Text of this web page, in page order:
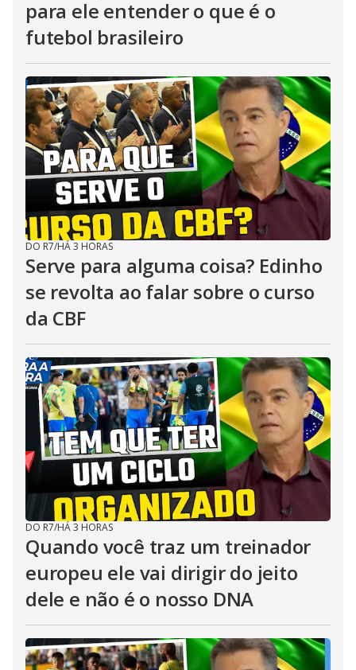
para ele entender o que é o
futebol brasileiro
DO R7/HÁ 3 HORAS
Serve para alguma coisa? Edinho
se revolta ao falar sobre o curso
da CBF
DO R7/HÁ 3 HORAS
Quando você traz um treinador
europeu ele vai dirigir do jeito
dele e não é o nosso DNA